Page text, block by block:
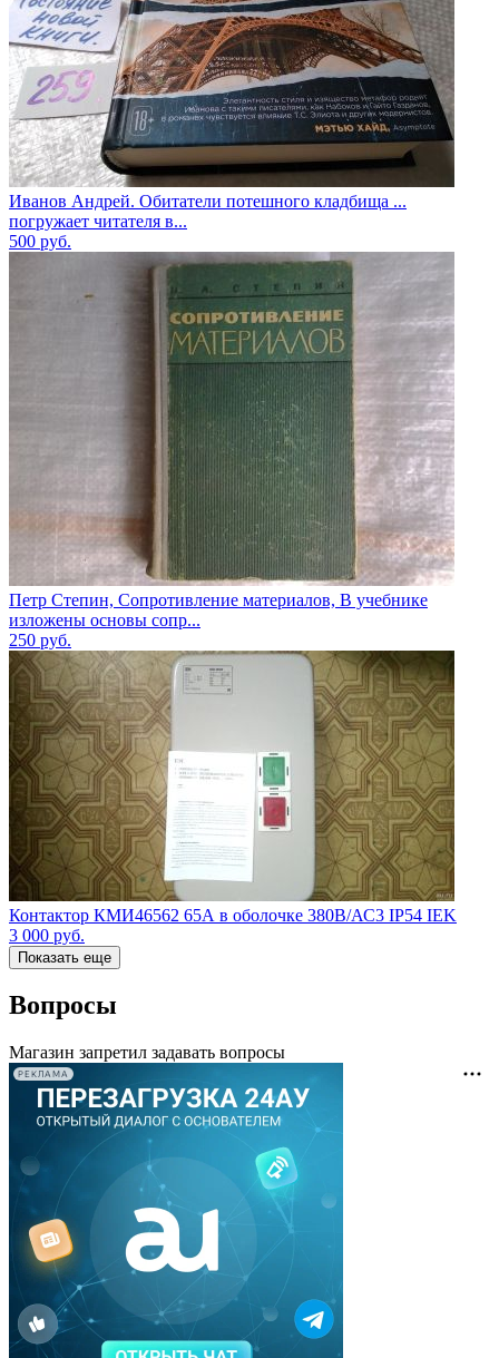
Иванов Андрей. Обитатели потешного кладбища ...
погружает читателя в...
500 руб.
Петр Степин, Сопротивление материалов, В учебнике
изложены основы сопр...
250 руб.
Контактор КМИ46562 65А в оболочке 380В/АС3 IP54 IEK
3 000 руб.
Показать еще
Вопросы
Магазин запретил задавать вопросы
РЕКЛАМА